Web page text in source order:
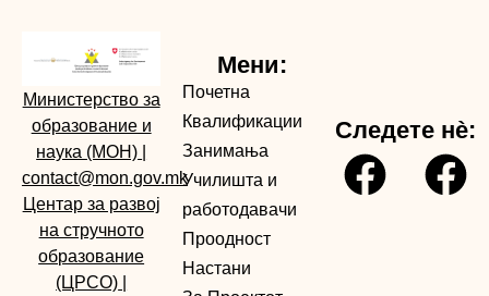
Министерство за
образование и
наука (МОН)
contact@mon.gov.mk
Центар за развој
на стручното
образование
(ЦРСО)
Мени:
Почетна
Квалификации
Занимања
Училишта и
работодавачи
Проодност
Настани
Следете нè: